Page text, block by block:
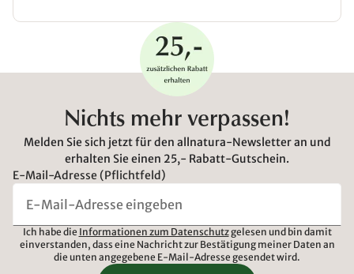
Nichts mehr verpassen!
Melden Sie sich jetzt für den allnatura-Newsletter an und
erhalten Sie einen 25,- Rabatt-Gutschein.
E-Mail-Adresse (Pflichtfeld)
Ich habe die Informationen zum Datenschutzgelesen und bin damit
einverstanden, dass eine Nachricht zur Bestätigung meiner Daten an
die unten angegebene E-Mail-Adresse gesendet wird.